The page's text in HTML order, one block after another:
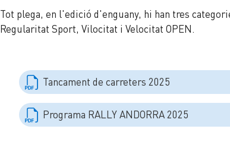
Tot plega, en l'edició d'enguany, hi han tres
Regularitat Sport, Vilocitat i Velocitat OPEN.
Tancament de carreters 2025
Programa RALLY ANDORRA 2025